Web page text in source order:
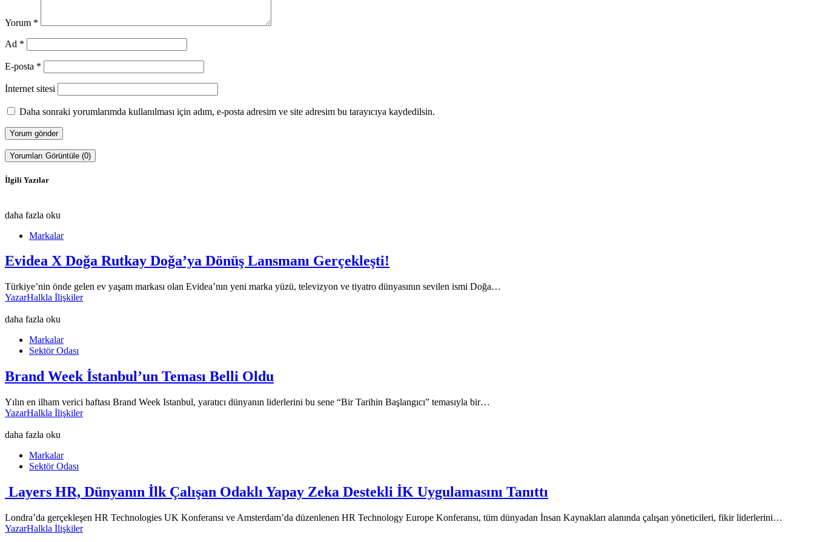
Yorum *
Ad *
E-posta *
İnternet sitesi
Daha sonraki yorumlarımda kullanılması için adım, e-posta adresim ve site adresim bu tarayıcıya kaydedilsin.
Yorumları Görüntüle (0)
İlgili Yazılar
daha fazla oku
Markalar
Evidea X Doğa Rutkay Doğa’ya Dönüş Lansmanı Gerçekleşti!
Türkiye’nin önde gelen ev yaşam markası olan Evidea’nın yeni marka yüzü, televizyon ve tiyatro dünyasının sevilen ismi Doğa…
YazarHalkla İlişkiler
daha fazla oku
Markalar
Sektör Odası
Brand Week İstanbul’un Teması Belli Oldu
Yılın en ilham verici haftası Brand Week Istanbul, yaratıcı dünyanın liderlerini bu sene “Bir Tarihin Başlangıcı” temasıyla bir…
YazarHalkla İlişkiler
daha fazla oku
Markalar
Sektör Odası
Layers HR, Dünyanın İlk Çalışan Odaklı Yapay Zeka Destekli İK Uygulamasını Tanıttı
Londra’da gerçekleşen HR Technologies UK Konferansı ve Amsterdam’da düzenlenen HR Technology Europe Konferansı, tüm dünyadan İnsan Kaynakları alanında çalışan yöneticileri, fikir liderlerini…
YazarHalkla İlişkiler